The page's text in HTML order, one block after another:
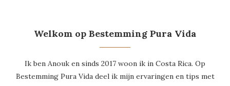
Welkom op Bestemming Pura Vida
Ik ben Anouk en sinds 2017 woon ik in Costa Rica. Op
Bestemming Pura Vida deel ik mijn ervaringen en tips met